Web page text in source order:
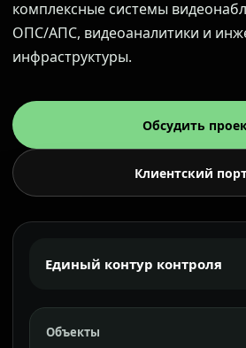
комплексные системы
ОПС/АПС, видеоаналитики и
инфраструктуры.
Обсудить
Клиентский
Единый контур контроля
Объекты